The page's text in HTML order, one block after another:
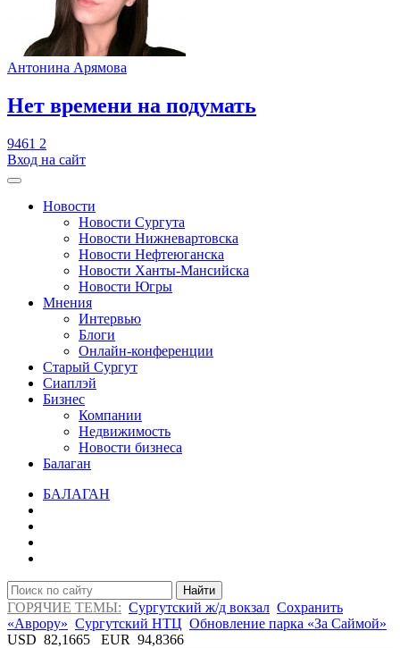
Антонина Арямова
​Нет времени на подумать
9461 2
Вход на сайт
Новости
Новости Сургута
Новости Нижневартовска
Новости Нефтеюганска
Новости Ханты-Мансийска
Новости Югры
Мнения
Интервью
Блоги
Онлайн-конференции
Старый Сургут
Сиаплэй
Бизнес
Компании
Недвижимость
Новости бизнеса
Балаган
БАЛАГАН
Найти
ГОРЯЧИЕ ТЕМЫ: Сургутский ж/д вокзал Сохранить
«Аврору» Сургутский НТЦ Обновление парка «За Саймой»
USD 82,1665 EUR 94,8366